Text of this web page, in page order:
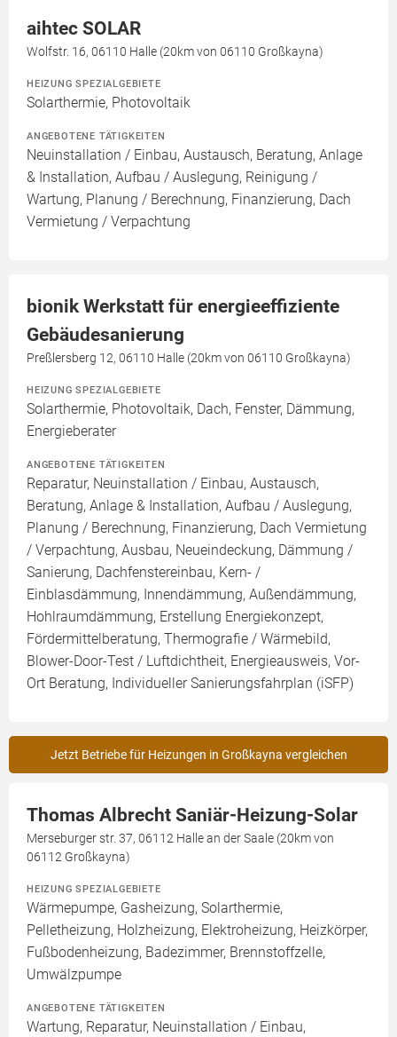
aihtec SOLAR
Wolfstr. 16, 06110 Halle (20km von 06110 Großkayna)
HEIZUNG SPEZIALGEBIETE
Solarthermie, Photovoltaik
ANGEBOTENE TÄTIGKEITEN
Neuinstallation / Einbau, Austausch, Beratung, Anlage
& Installation, Aufbau / Auslegung, Reinigung /
Wartung, Planung / Berechnung, Finanzierung, Dach
Vermietung / Verpachtung
bionik Werkstatt für energieeffiziente
Gebäudesanierung
Preßlersberg 12, 06110 Halle (20km von 06110 Großkayna)
HEIZUNG SPEZIALGEBIETE
Solarthermie, Photovoltaik, Dach, Fenster, Dämmung,
Energieberater
ANGEBOTENE TÄTIGKEITEN
Reparatur, Neuinstallation / Einbau, Austausch,
Beratung, Anlage & Installation, Aufbau / Auslegung,
Planung / Berechnung, Finanzierung, Dach Vermietung
/ Verpachtung, Ausbau, Neueindeckung, Dämmung /
Sanierung, Dachfenstereinbau, Kern- /
Einblasdämmung, Innendämmung, Außendämmung,
Hohlraumdämmung, Erstellung Energiekonzept,
Fördermittelberatung, Thermografie / Wärmebild,
Blower-Door-Test / Luftdichtheit, Energieausweis, Vor-
Ort Beratung, Individueller Sanierungsfahrplan (iSFP)
Jetzt Betriebe für Heizungen in Großkayna vergleichen
Thomas Albrecht Saniär-Heizung-Solar
Merseburger str. 37, 06112 Halle an der Saale (20km von
06112 Großkayna)
HEIZUNG SPEZIALGEBIETE
Wärmepumpe, Gasheizung, Solarthermie,
Pelletheizung, Holzheizung, Elektroheizung, Heizkörper,
Fußbodenheizung, Badezimmer, Brennstoffzelle,
Umwälzpumpe
ANGEBOTENE TÄTIGKEITEN
Wartung, Reparatur, Neuinstallation / Einbau,